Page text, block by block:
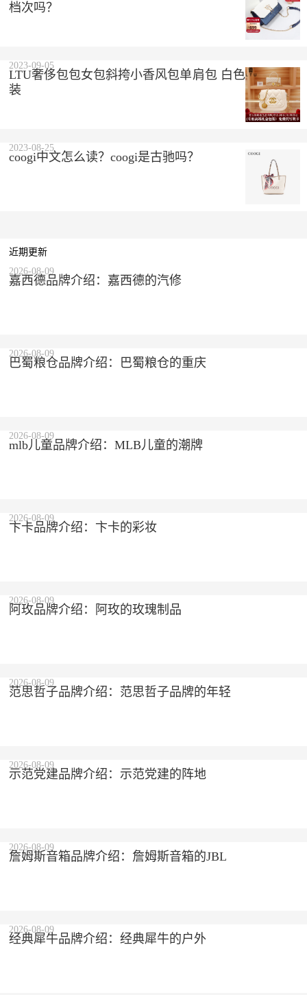
档次吗？
LTU奢侈包包女包斜挎小香风包单肩包 白色 精美礼盒
装
2023-09-05
coogi中文怎么读？coogi是古驰吗？
2023-08-25
近期更新
嘉西德品牌介绍：嘉西德的汽修
2026-08-09
巴蜀粮仓品牌介绍：巴蜀粮仓的重庆
2026-08-09
mlb儿童品牌介绍：MLB儿童的潮牌
2026-08-09
卞卡品牌介绍：卞卡的彩妆
2026-08-09
阿玫品牌介绍：阿玫的玫瑰制品
2026-08-09
范思哲子品牌介绍：范思哲子品牌的年轻
2026-08-09
示范党建品牌介绍：示范党建的阵地
2026-08-09
詹姆斯音箱品牌介绍：詹姆斯音箱的JBL
2026-08-09
经典犀牛品牌介绍：经典犀牛的户外
2026-08-09